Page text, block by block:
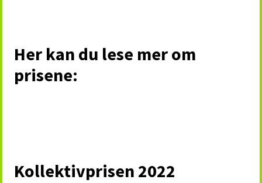
Her kan du lese mer om
prisene:
Kollektivprisen 2022